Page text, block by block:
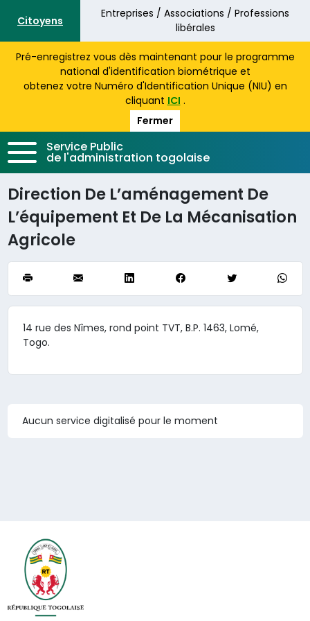
Aller au contenu principal
Citoyens
Entreprises / Associations / Professions
libérales
Pré-enregistrez vous dès maintenant pour le programme
national d'identification biométrique et
obtenez votre Numéro d'Identification Unique (NIU) en
cliquant ICI .
Fermer
Service Public
de l'administration togolaise
Direction De L’aménagement De
L’équipement Et De La Mécanisation
Agricole
14 rue des Nîmes, rond point TVT, B.P. 1463, Lomé,
Togo.
Aucun service digitalisé pour le moment